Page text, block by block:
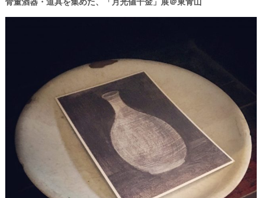
骨董酒器・道具を集めた、「月光値千金」展＠東青山